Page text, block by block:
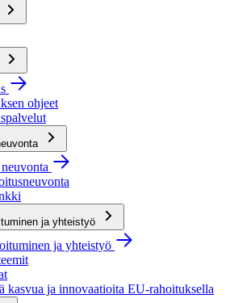
ohjeet
ja yhteistyö
ja yhteistyö
kasvua ja innovaatioita EU-rahoituksella